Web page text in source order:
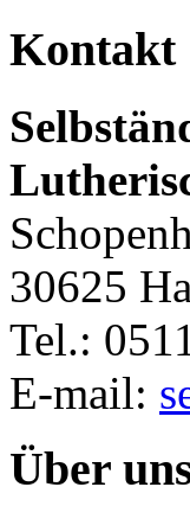
Kontakt
30625
Tel.:
E-mail:
Über